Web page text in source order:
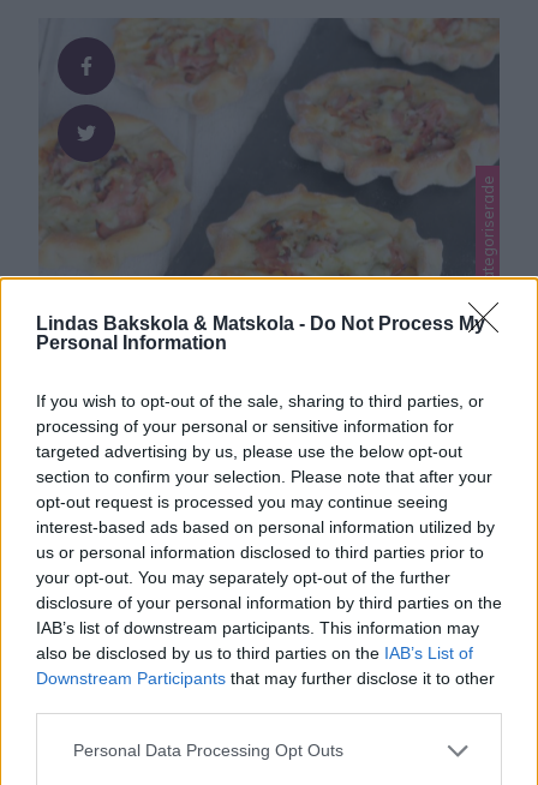
Lindas Bakskola & Matskola - Do Not Process My
Personal Information
If you wish to opt-out of the sale, sharing to third parties, or
processing of your personal or sensitive information for
targeted advertising by us, please use the below opt-out
section to confirm your selection. Please note that after your
opt-out request is processed you may continue seeing
interest-based ads based on personal information utilized by
us or personal information disclosed to third parties prior to
your opt-out. You may separately opt-out of the further
disclosure of your personal information by third parties on the
IAB’s list of downstream participants. This information may
also be disclosed by us to third parties on the IAB’s List of
Downstream Participants that may further disclose it to other
Personal Data Processing Opt Outs
Lindas matbröd, Lindas pizza, Okategoriserade
HEMGJORDA GORBYS OST- & SKINKPIROGER
Supergoda piroger fyllda med ost och skinka.
Inspirationen kommer från färdigköpta Gorbyspiroger
och de går också bra att frysa in.
0